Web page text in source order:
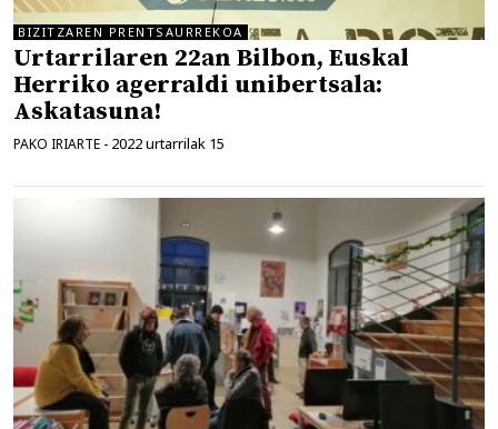
BIZITZAREN PRENTSAURREKOA
Urtarrilaren 22an Bilbon, Euskal
Herriko agerraldi unibertsala:
Askatasuna!
PAKO IRIARTE - 2022 urtarrilak 15